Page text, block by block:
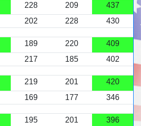
228 209
437
202 228 430
189 220
409
217 185 402
219 201
420
169 177 346
195 201
396